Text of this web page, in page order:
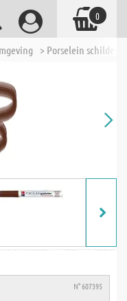
> Porselein
N° 607395
0